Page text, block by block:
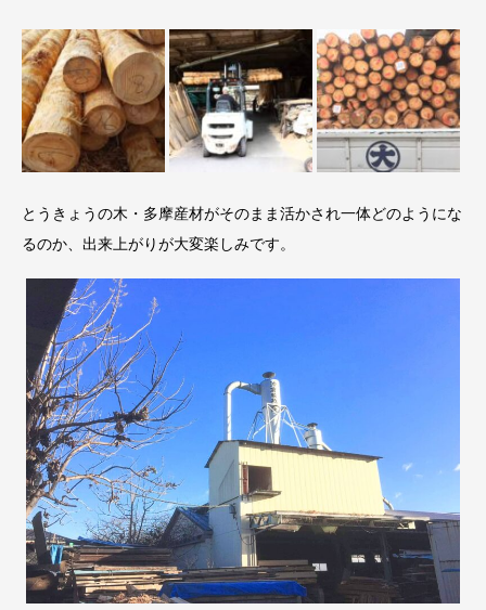
とうきょうの木・多摩産材がそのまま活かされ一体どのようにな
るのか、出来上がりが大変楽しみです。